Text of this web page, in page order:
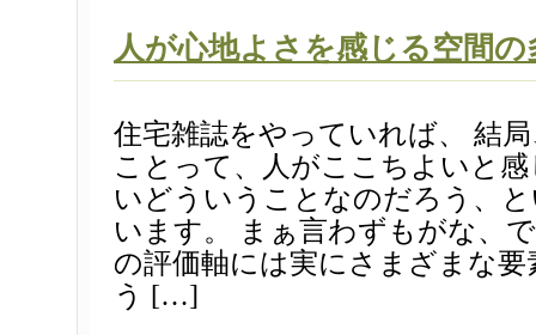
人が心地よさを感じる空間の
住宅雑誌をやっていれば、 結
ことって、人がここちよいと
いどういうことなのだろう、
います。 まぁ言わずもがな、
の評価軸には実にさまざまな
う […]